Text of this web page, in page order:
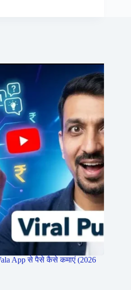
App से पैसे कैसे कमाएं (2026